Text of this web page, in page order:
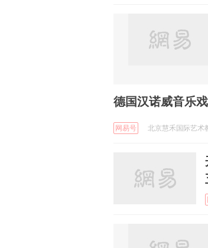
德国汉诺威音乐
网易号 北京慧禾国际艺术